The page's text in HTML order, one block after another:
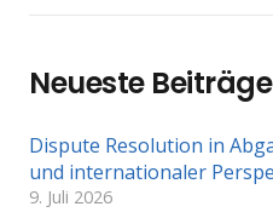
Neueste Beiträge
Dispute Resolution in
und internationaler
9. Juli 2026